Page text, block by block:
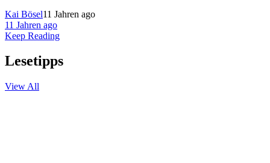
Kai Bösel11 Jahren ago
11 Jahren ago
Keep Reading
Lesetipps
View All